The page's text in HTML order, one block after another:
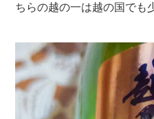
ちらの越の一は越の国でも